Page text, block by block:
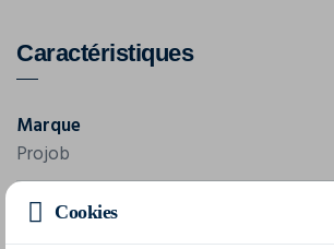
Caractéristiques
Marque
Projob
Référence
Cookies